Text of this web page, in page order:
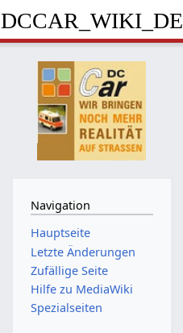
DCCAR_WIKI_DE
Navigation
Hauptseite
Letzte Änderungen
Zufällige Seite
Hilfe zu MediaWiki
Spezialseiten